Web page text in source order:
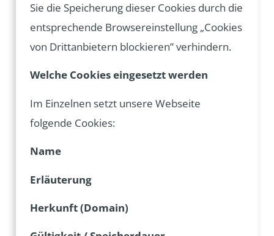
Sie die Speicherung dieser Cookies durch die
entsprechende Browsereinstellung „Cookies
von Drittanbietern blockieren” verhindern.
Welche Cookies eingesetzt werden
Im Einzelnen setzt unsere Webseite
folgende Cookies:
Name
Erläuterung
Herkunft (Domain)